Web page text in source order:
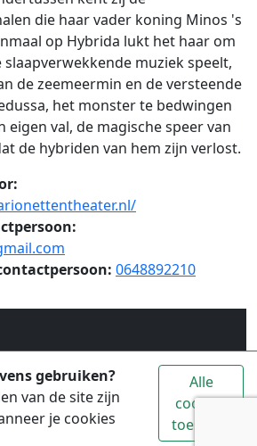
die haar vader koning Minos 's
op Hybrida lukt het haar om
slaapverwekkende muziek speelt,
de zeemeermin en de versteende
het monster te bedwingen
eigen val, de magische speer van
de hybriden van hem zijn verlost.
0648892210
gebruiken?
van de site zijn
je cookies
Alle
cookies
toestaan
toeristische informatie over
je naar www.vvvwaterland.nl
Stichting Promotie Waterland